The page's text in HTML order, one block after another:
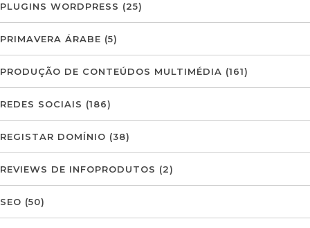
PLUGINS WORDPRESS (25)
PRIMAVERA ÁRABE (5)
PRODUÇÃO DE CONTEÚDOS MULTIMÉDIA (161)
REDES SOCIAIS (186)
REGISTAR DOMÍNIO (38)
REVIEWS DE INFOPRODUTOS (2)
SEO (50)